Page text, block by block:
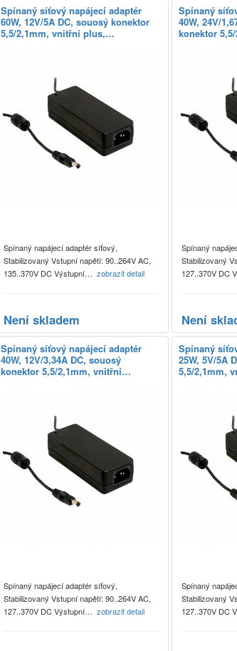
Spínaný síťový napájecí adaptér
60W, 12V/5A DC, souosý konektor
5,5/2,1mm, vnitřní plus,…
Spínaný napájecí adaptér síťový,
Stabilizovaný Vstupní napětí: 90..264V AC,
135..370V DC Výstupní… zobrazit detail
Není skladem
Spínaný
40W, 24V/
konektor
Spínaný
Stabilizovaný
127..370V DC
Není
Spínaný síťový napájecí adaptér
40W, 12V/3,34A DC, souosý
konektor 5,5/2,1mm, vnitřní…
Spínaný napájecí adaptér síťový,
Stabilizovaný Vstupní napětí: 90..264V AC,
127..370V DC Výstupní… zobrazit detail
Spínaný
25W, 5V/5A
5,5/2,1mm,
Spínaný
Stabilizovaný
127..370V DC